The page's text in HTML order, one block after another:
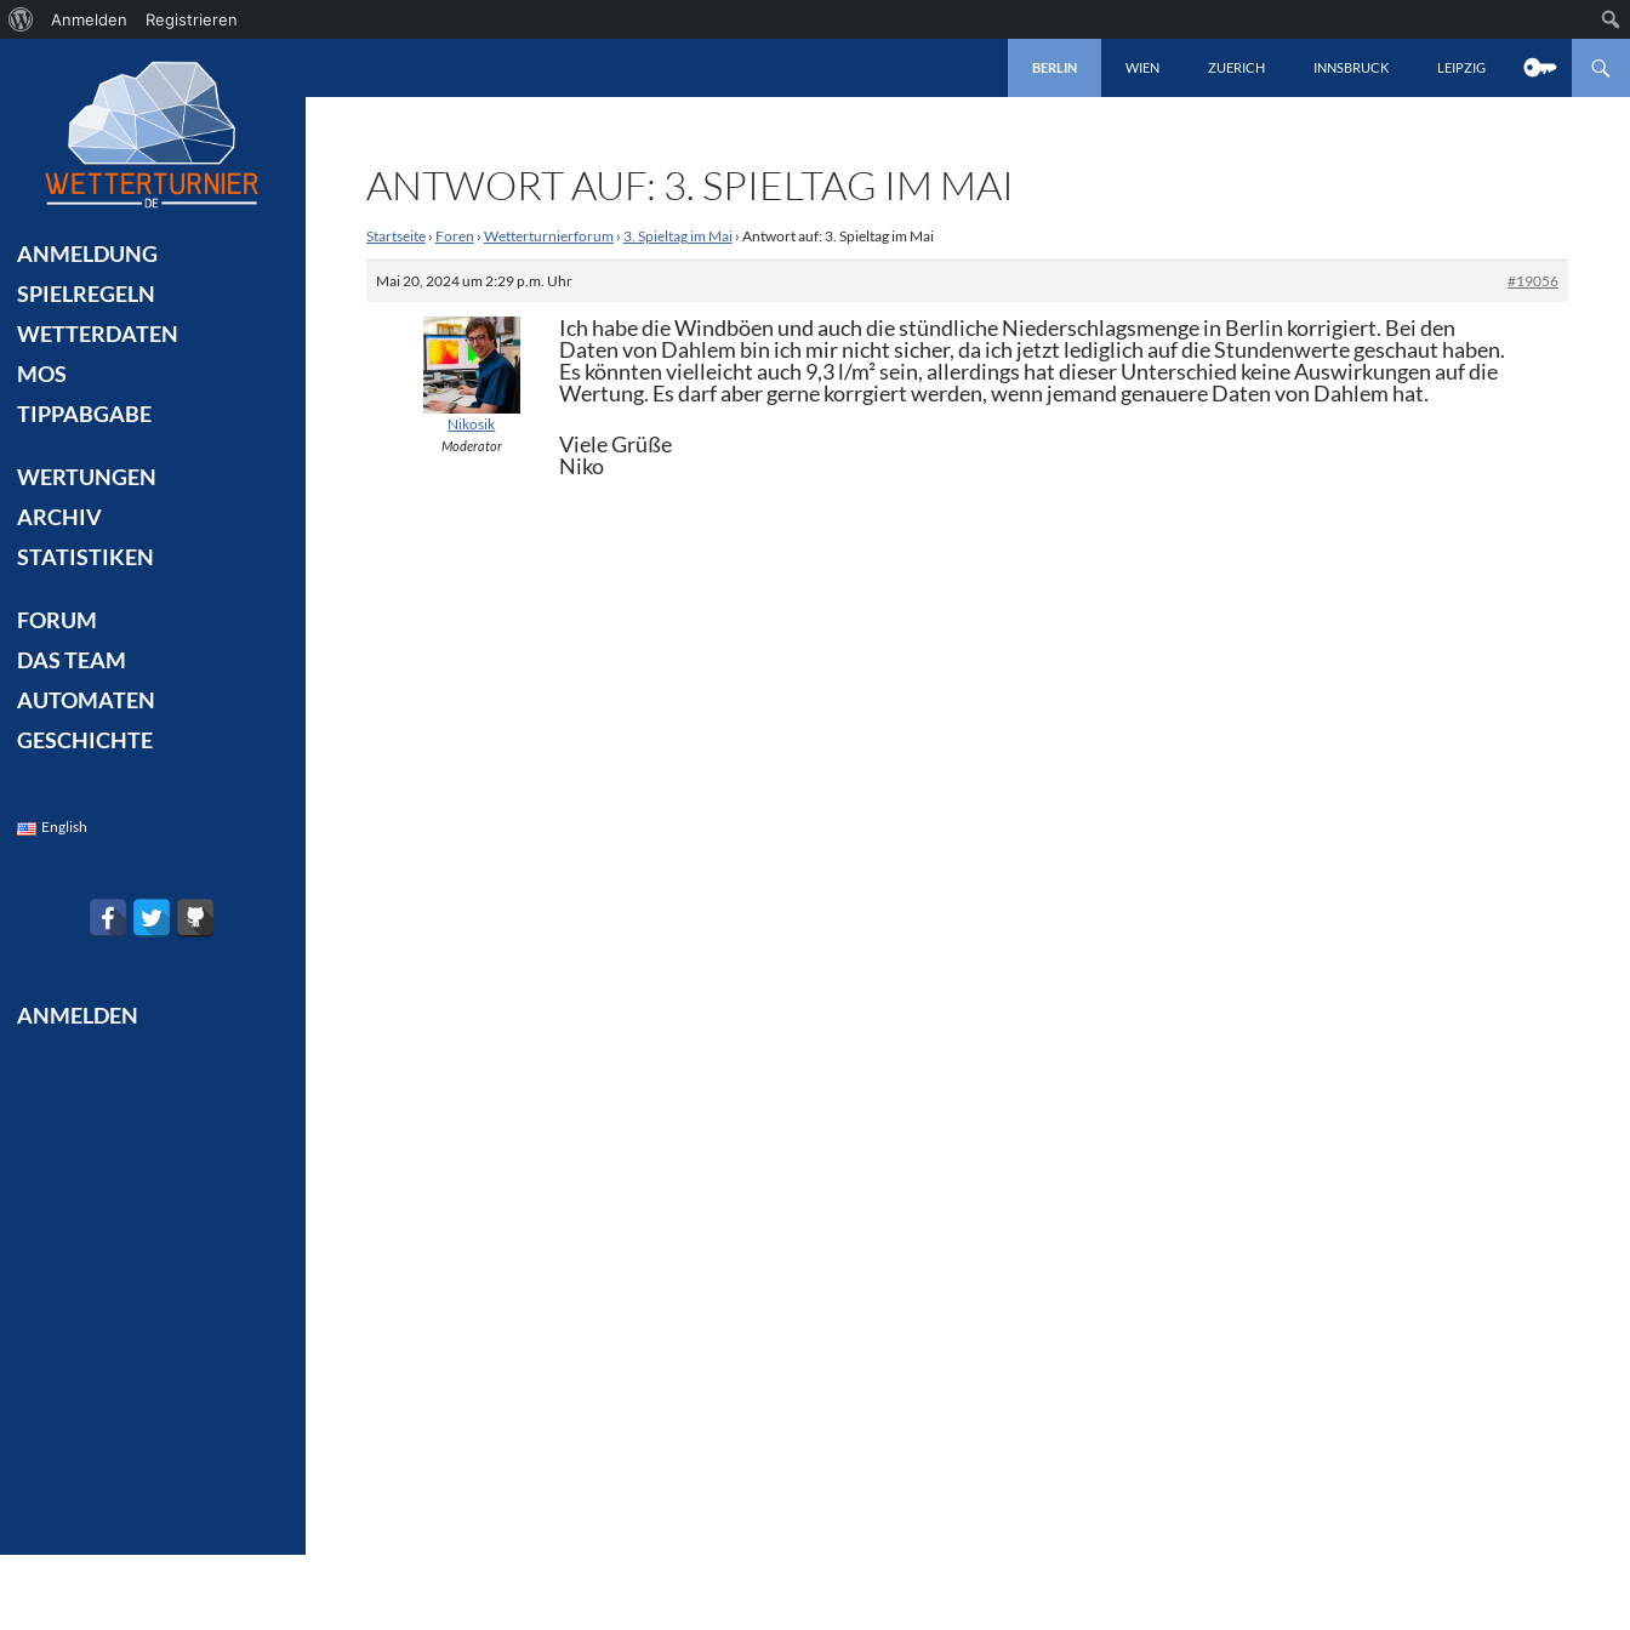
BERLIN
WIEN ZUERICH INNSBRUCK LEIPZIG
ANTWORT AUF: 3. SPIELTAG IM MAI
Startseite › Foren › Wetterturnierforum › 3. Spieltag im Mai › Antwort auf: 3. Spieltag im Mai
Mai 20, 2024 um 2:29 p.m. Uhr #19056
Nikosik
Moderator
Ich habe die Windböen und auch die stündliche Niederschlagsmenge in Berlin korrigiert. Bei den
Daten von Dahlem bin ich mir nicht sicher, da ich jetzt lediglich auf die Stundenwerte geschaut haben.
Es könnten vielleicht auch 9,3 l/m² sein, allerdings hat dieser Unterschied keine Auswirkungen auf die
Wertung. Es darf aber gerne korrgiert werden, wenn jemand genauere Daten von Dahlem hat.
Viele Grüße
Niko
ANMELDUNG
SPIELREGELN
WETTERDATEN
MOS
TIPPABGABE
WERTUNGEN
ARCHIV
STATISTIKEN
FORUM
DAS TEAM
AUTOMATEN
GESCHICHTE
English
ANMELDEN
Über
Anmelden Registrieren